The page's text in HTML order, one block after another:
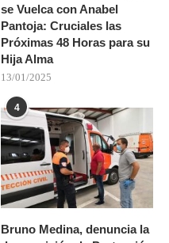
se Vuelca con Anabel
Pantoja: Cruciales las
Próximas 48 Horas para su
Hija Alma
13/01/2025
4
Bruno Medina, denuncia la